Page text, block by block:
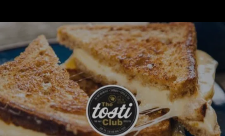
The Tosti Club is een Nederlandse horecaketen
waar gasten de hele dag terecht kunnen voor
ontbijt, lunch of een snelle hap. Het menu draait
om ambachtelijk bereide tosti’s, maar biedt ook
alternatieven zoals pancakes, acaïbowls, yoghurt
met granola, sandwiches en de eigen “Tosti Slice”
– een krokante creatie geïnspireerd op pizza. Alles